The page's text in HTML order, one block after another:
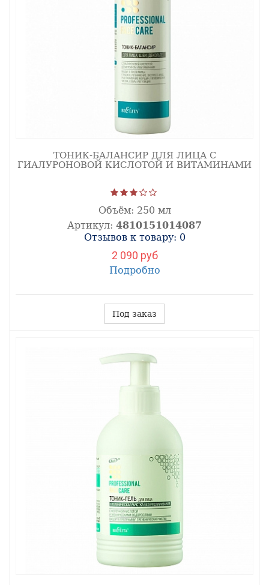
ТОНИК-БАЛАНСИР ДЛЯ ЛИЦА С
ГИАЛУРОНОВОЙ КИСЛОТОЙ И ВИТАМИНАМИ
Объём: 250 мл
Артикул: 4810151014087
Отзывов к товару: 0
2 090 руб
Подробно
Под заказ